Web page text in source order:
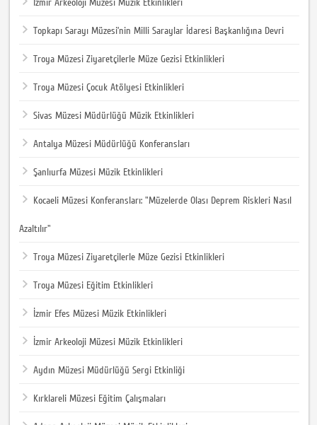
İzmir Arkeoloji Müzesi Müzik Etkinlikleri
Topkapı Sarayı Müzesi’nin Milli Saraylar İdaresi Başkanlığına Devri
Troya Müzesi Ziyaretçilerle Müze Gezisi Etkinlikleri
Troya Müzesi Çocuk Atölyesi Etkinlikleri
Sivas Müzesi Müdürlüğü Müzik Etkinlikleri
Antalya Müzesi Müdürlüğü Konferansları
Şanlıurfa Müzesi Müzik Etkinlikleri
Kocaeli Müzesi Konferansları: "Müzelerde Olası Deprem Riskleri Nasıl
Azaltılır"
Troya Müzesi Ziyaretçilerle Müze Gezisi Etkinlikleri
Troya Müzesi Eğitim Etkinlikleri
İzmir Efes Müzesi Müzik Etkinlikleri
İzmir Arkeoloji Müzesi Müzik Etkinlikleri
Aydın Müzesi Müdürlüğü Sergi Etkinliği
Kırklareli Müzesi Eğitim Çalışmaları